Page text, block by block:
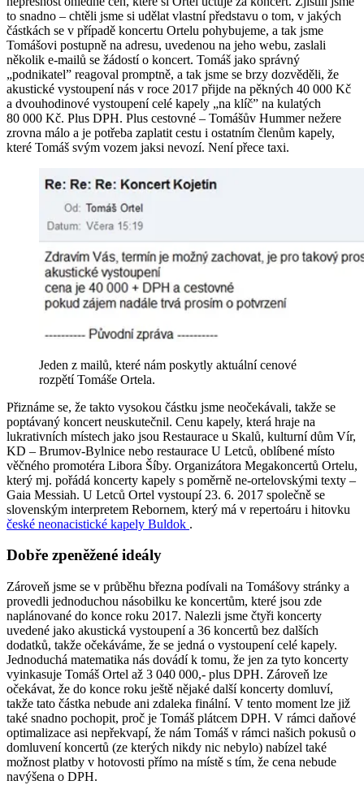
to snadno – chtěli jsme si udělat vlastní představu o tom, v jakých
částkách se v případě koncertu Ortelu pohybujeme, a tak jsme
Tomášovi postupně na adresu, uvedenou na jeho webu, zaslali
několik e-mailů se žádostí o koncert. Tomáš jako správný
„podnikatel” reagoval promptně, a tak jsme se brzy dozvěděli, že
akustické vystoupení nás v roce 2017 přijde na pěkných 40 000 Kč
a dvouhodinové vystoupení celé kapely „na klíč” na kulatých
80 000 Kč. Plus DPH. Plus cestovné – Tomášův Hummer nežere
zrovna málo a je potřeba zaplatit cestu i ostatním členům kapely,
které Tomáš svým vozem jaksi nevozí. Není přece taxi.
Jeden z mailů, které nám poskytly aktuální cenové
rozpětí Tomáše Ortela.
Přiznáme se, že takto vysokou částku jsme neočekávali, takže se
poptávaný koncert neuskutečnil. Cenu kapely, která hraje na
lukrativních místech jako jsou Restaurace u Skalů, kulturní dům Vír,
KD – Brumov-Bylnice nebo restaurace U Letců, oblíbené místo
věčného promotéra Libora Šíby. Organizátora Megakoncertů Ortelu,
který mj. pořádá koncerty kapely s poměrně ne-ortelovskými texty –
Gaia Messiah. U Letců Ortel vystoupí 23. 6. 2017 společně se
slovenským interpretem Rebornem, který má v repertoáru i hitovku
české neonacistické kapely Buldok .
Dobře zpeněžené ideály
Zároveň jsme se v průběhu března podívali na Tomášovy stránky a
provedli jednoduchou násobilku ke koncertům, které jsou zde
naplánované do konce roku 2017. Nalezli jsme čtyři koncerty
uvedené jako akustická vystoupení a 36 koncertů bez dalších
dodatků, takže očekáváme, že se jedná o vystoupení celé kapely.
Jednoduchá matematika nás dovádí k tomu, že jen za tyto koncerty
vyinkasuje Tomáš Ortel až 3 040 000,- plus DPH. Zároveň lze
očekávat, že do konce roku ještě nějaké další koncerty domluví,
takže tato částka nebude ani zdaleka finální. V tento moment lze již
také snadno pochopit, proč je Tomáš plátcem DPH. V rámci daňové
optimalizace asi nepřekvapí, že nám Tomáš v rámci našich pokusů o
domluvení koncertů (ze kterých nikdy nic nebylo) nabízel také
možnost platby v hotovosti přímo na místě s tím, že cena nebude
navýšena o DPH.